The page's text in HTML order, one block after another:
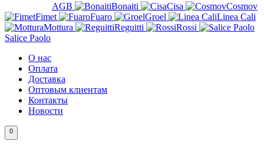
AGB Bonaiti Cisa
Cosmov
Fimet
Fuaro Groel
Linea Cali
Mottura
Reguitti
Rossi
Salice Paolo
О нас
Оплата
Доставка
Оптовым клиентам
Контакты
Новости
0